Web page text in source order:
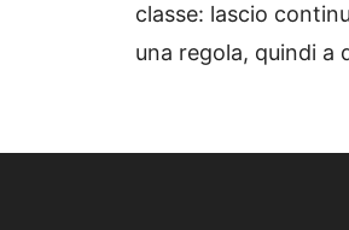
classe: lascio
una regola, quindi a